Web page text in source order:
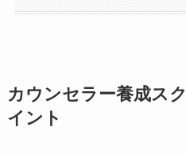
カウンセラー養成ス
イント